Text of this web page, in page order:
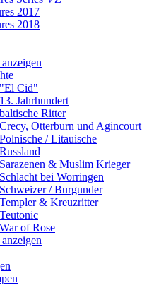
2017
2018
Cid"
Jahrhundert
Ritter
Otterburn und Agincourt
/ Litauische
& Muslim Krieger
bei Worringen
/ Burgunder
& Kreuzritter
of Rose